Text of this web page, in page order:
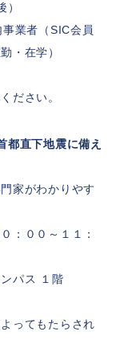
業者（SIC会員
・在学）
ださい。
直下地震に備え
家がわかりやす
：００～１１：
パス １階
ってもたらされ